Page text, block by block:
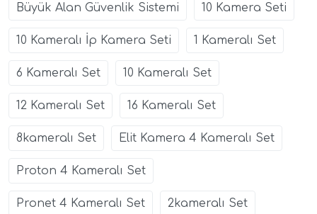
Büyük Alan Güvenlik Sistemi 10 Kamera Seti
10 Kameralı İp Kamera Seti 1 Kameralı Set
6 Kameralı Set 10 Kameralı Set
12 Kameralı Set 16 Kameralı Set
8kameralı Set Elit Kamera 4 Kameralı Set
Proton 4 Kameralı Set
Pronet 4 Kameralı Set 2kameralı Set